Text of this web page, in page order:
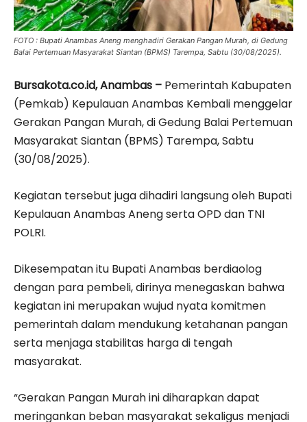
FOTO : Bupati Anambas Aneng menghadiri Gerakan Pangan Murah, di Gedung
Balai Pertemuan Masyarakat Siantan (BPMS) Tarempa, Sabtu (30/08/2025).
Bursakota.co.id, Anambas – Pemerintah Kabupaten
(Pemkab) Kepulauan Anambas Kembali menggelar
Gerakan Pangan Murah, di Gedung Balai Pertemuan
Masyarakat Siantan (BPMS) Tarempa, Sabtu
(30/08/2025).
Kegiatan tersebut juga dihadiri langsung oleh Bupati
Kepulauan Anambas Aneng serta OPD dan TNI
POLRI.
Dikesempatan itu Bupati Anambas berdiaolog
dengan para pembeli, dirinya menegaskan bahwa
kegiatan ini merupakan wujud nyata komitmen
pemerintah dalam mendukung ketahanan pangan
serta menjaga stabilitas harga di tengah
masyarakat.
“Gerakan Pangan Murah ini diharapkan dapat
meringankan beban masyarakat sekaligus menjadi